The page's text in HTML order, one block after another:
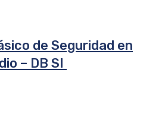
de Seguridad en
– DB SI